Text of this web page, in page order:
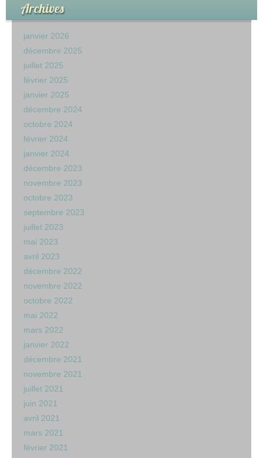
Archives
janvier 2026
décembre 2025
juillet 2025
février 2025
janvier 2025
décembre 2024
octobre 2024
février 2024
janvier 2024
décembre 2023
novembre 2023
octobre 2023
septembre 2023
juillet 2023
mai 2023
avril 2023
décembre 2022
novembre 2022
octobre 2022
mai 2022
mars 2022
janvier 2022
décembre 2021
novembre 2021
juillet 2021
juin 2021
avril 2021
mars 2021
février 2021